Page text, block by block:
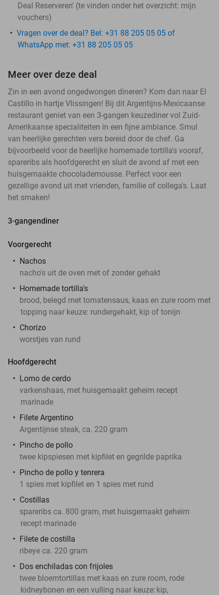
Deal Reserveren' (te vinden onder het overzicht: mijn
vouchers)
Vragen over de deal? Bel: +31 88 205 05 05 of
WhatsApp met: +31 88 205 05 05
Meer over deze deal
Zin in een avond ongedwongen dineren? Kom dan naar El
Castillo in hartje Vlissingen! Bij dit Argentijns-Mexicaanse
restaurant geniet van een 3-gangen keuzediner vol Zuid-
Amerikaanse specialiteiten in een fijne ambiance. Smul
van heerlijke gerechten vers bereid door de chef. Ga
bijvoorbeeld voor de heerlijke homemade tortilla's vooraf,
spareribs als hoofdgerecht en sluit de avond af met een
huisgemaakte chocolademousse. Perfect voor een
gezellige avond uit met vrienden, familie of collega's. Laat
het smaken!
3-gangendiner
Voorgerecht
Nachos
nacho's uit de oven met of zonder gehakt
Homemade tortilla's
brood, belegd met tomatensaus, kaas en zure room met
topping naar keuze: rundergehakt, kip of tonijn
Chorizo
worstjes van rund
Hoofdgerecht
Lomo de cerdo
varkenshaas, met huisgemaakt geheim recept
marinade
Filete Argentino
Argentijnse steak, ca. 220 gram
Pincho de pollo
twee kipspiesen met kipfilet en gegrilde paprika
Pincho de pollo y tenrera
1 spies met kipfilet en 1 spies met rund
Costillas
spareribs ca. 800 gram, met huisgemaakt geheim
recept marinade
Filete de costilla
ribeye ca. 220 gram
Dos enchiladas con frijoles
twee bloemtortillas met kaas en zure room, rode
kidneybonen en een vulling naar keuze:kip,